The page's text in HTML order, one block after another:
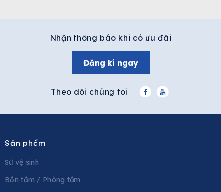
Nhận thông báo khi có ưu đãi
Đăng kí ngay
Theo dõi chúng tôi
Sản phẩm
Sứ vệ sinh
Bồn tắm / Phòng tắm